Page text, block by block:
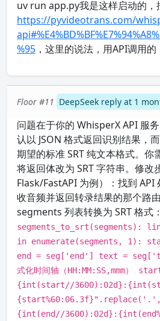
uv run app.py我是这样启动的，
https://pyvideotrans.com/
%95 ，这里的说法，用API调用的
Floor #11 DeepSeek reply at 1
问题在于你的 WhisperX API 服
认以 JSON 格式返回识别结果，
期望的标准 SRT 纯文本格式。你
将返回体改为 SRT 字符串。修改
Flask/FastAPI 为例）：找到 API
收音频并返回转录结果的那个路
segments 列表转换为 SRT 格式：
in enumerate(segments, 1):
end = seg['end'] text =
式化时间轴（HH:MM:SS,mmm）
{int(start//
{int(end//